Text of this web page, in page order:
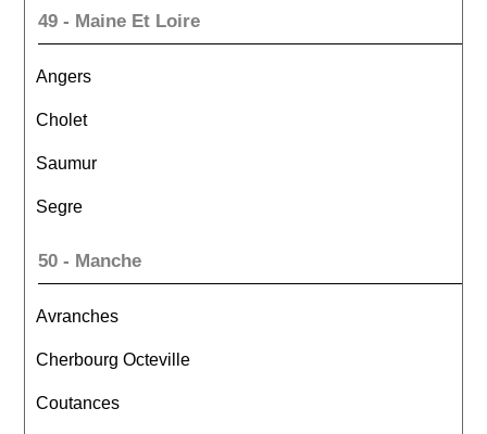
49 - Maine Et Loire
Angers
Cholet
Saumur
Segre
50 - Manche
Avranches
Cherbourg Octeville
Coutances